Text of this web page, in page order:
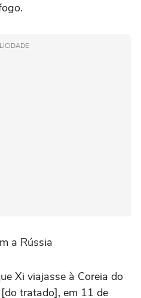
a Rússia
Xi viajasse à Coreia do
tratado], em 11 de